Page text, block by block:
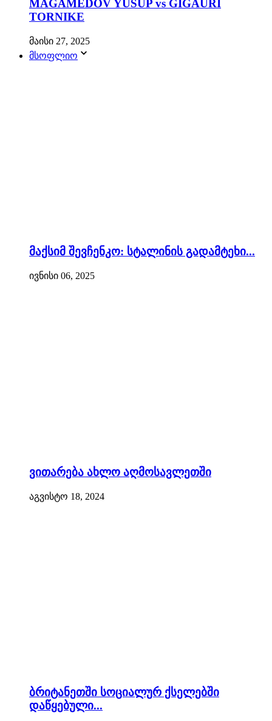
MAGAMEDOV YUSUP vs GIGAURI
TORNIKE
მაისი 27, 2025
მსოფლიო
მაქსიმ შევჩენკო: სტალინის გადამტეხი...
ივნისი 06, 2025
ვითარება ახლო აღმოსავლეთში
აგვისტო 18, 2024
ბრიტანეთში სოციალურ ქსელებში
დაწყებული...